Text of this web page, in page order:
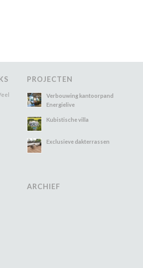
PROJECTEN
Verbouwing kantoorpand
Energielive
Kubistische villa
Exclusieve dakterrassen
ARCHIEF